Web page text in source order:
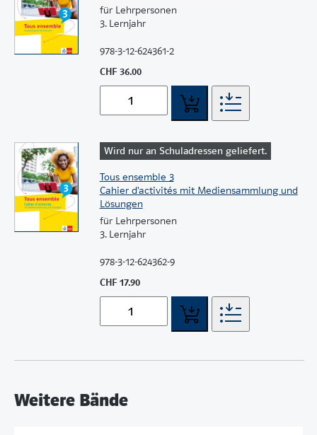
für Lehrpersonen
3. Lernjahr
978-3-12-624361-2
CHF 36.00
Tous ensemble 3
Cahier d'activités mit Mediensammlung und
Lösungen
Wird nur an Schuladressen geliefert.
für Lehrpersonen
3. Lernjahr
978-3-12-624362-9
CHF 17.90
Weitere Bände